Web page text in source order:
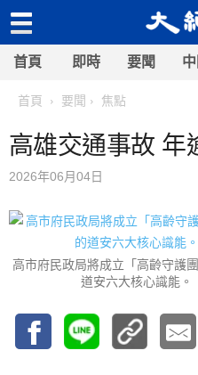
首頁 即時 要聞
首頁 要聞 焦點
高雄交通事故 年
2026年06月04日
高市府民政局將成立「高齡守護
道安六大核心識能。